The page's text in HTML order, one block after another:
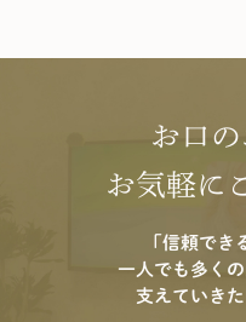
お口の
お気軽に
「信頼でき
一人でも多く
支えていき